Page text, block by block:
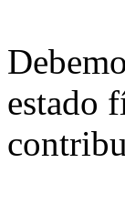
estado